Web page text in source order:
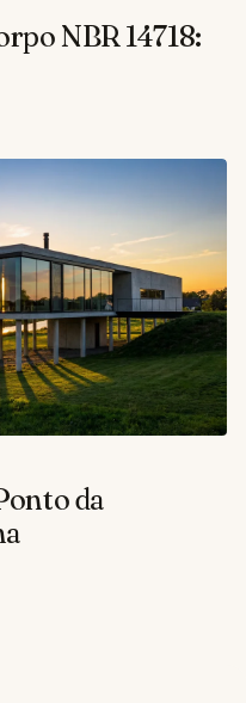
NBR 14718:
da